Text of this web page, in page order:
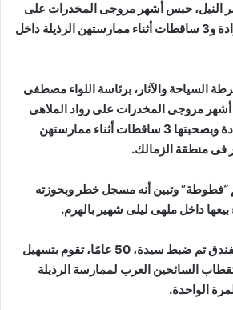
النيل، حبس أشهر مروجى المخدرات على
رواد الملاهى الليلية وقوادة و3 ساقطات أثناء ممارستهن الرذيلة داخل
السياحة والآثار، برئاسة اللواء مصطفى
مروجى المخدرات على رواد الملاهى
الليلية بالهرم، وأيضا قوادة وبصحبتها 3 ساقطات أثناء ممارستهن
فى منطقة الزمالك.
“فطوطة” وتبين أنه مسجل خطر وبحوزته
داخل ملهى ليلى شهير بالهرم.
بإعداد كمين ومداهمة الفندق تم ضبط سيدة، 50 عامًا، تقوم بتسهيل
السائحين العرب لممارسة الرذيلة